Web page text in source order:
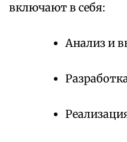
включают в себя:
Анализ и